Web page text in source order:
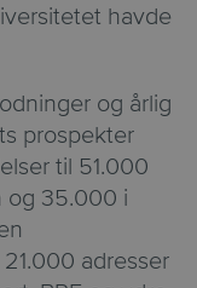
havde
og årlig
prospekter
til 51.000
og 35.000 i
adresser